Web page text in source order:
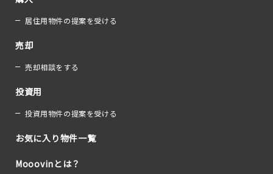
居住用物件の提案を受ける
売却
売却相談をする
投資用
投資用物件の提案を受ける
お気に入り物件一覧
Mooovinとは？